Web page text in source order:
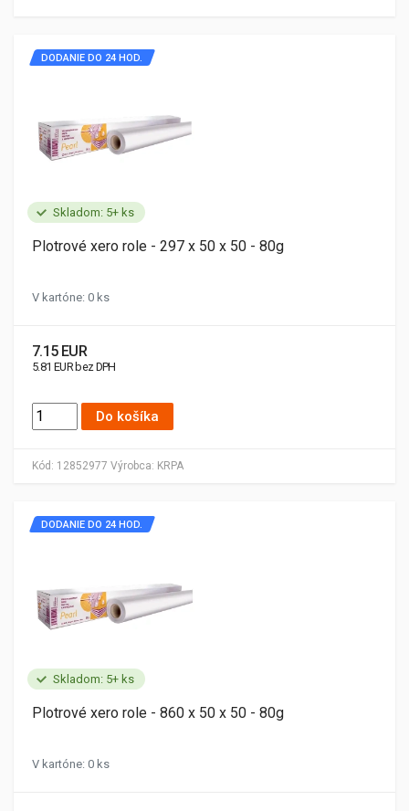
Skladom: 5+ ks
Kód: 12852977 Výrobca: KRPA
DODANIE DO 24 HOD.
Plotrové xero role - 297 x 50 x 50 - 80g
V kartóne: 0 ks
7.15 EUR
5.81 EUR bez DPH
Do košíka
Skladom: 5+ ks
DODANIE DO 24 HOD.
Plotrové xero role - 860 x 50 x 50 - 80g
V kartóne: 0 ks